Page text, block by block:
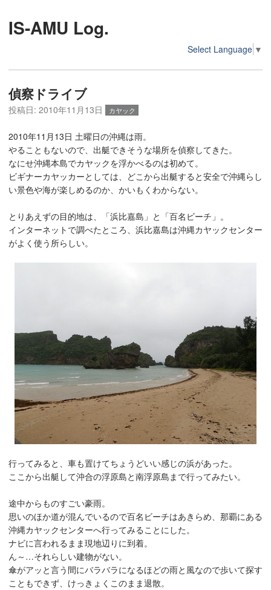
IS-AMU Log.
Select Language ▼
偵察ドライブ
投稿日: 2010年11月13日 カヤック
2010年11月13日 土曜日の沖縄は雨。
やることもないので、出艇できそうな場所を偵察してきた。
なにせ沖縄本島でカヤックを浮かべるのは初めて。
ビギナーカヤッカーとしては、どこから出艇すると安全で沖縄らし
い景色や海が楽しめるのか、かいもくわからない。
とりあえずの目的地は、「浜比嘉島」と「百名ビーチ」。
インターネットで調べたところ、浜比嘉島は沖縄カヤックセンター
がよく使う所らしい。
行ってみると、車も置けてちょうどいい感じの浜があった。
ここから出艇して沖合の浮原島と南浮原島まで行ってみたい。
途中からものすごい豪雨。
思いのほか道が混んでいるので百名ビーチはあきらめ、那覇にある
沖縄カヤックセンターへ行ってみることにした。
ナビに言われるまま現地辺りに到着。
ん～…それらしい建物がない。
傘がアッと言う間にバラバラになるほどの雨と風なので歩いて探す
こともできず、けっきょくこのまま退散。